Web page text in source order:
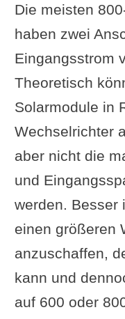
Die meisten
haben zwei
Eingangsstrom
Theoretisch
Solarmodule in
Wechselrichter
aber nicht die
und
werden. Besser
einen größeren
anzuschaffen,
kann und
auf 600 oder